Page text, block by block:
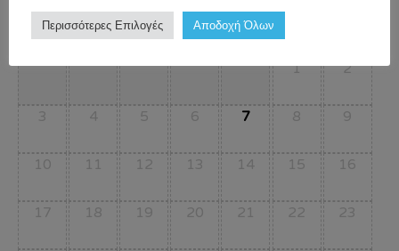
Mon Tue Wed Thu Fri Sat
1 2
3 4 5 6 7 8 9
10 11 12 13 14 15 16
17 18 19 20 21 22 23
Περισσότερες Επιλογές Αποδοχή Όλων